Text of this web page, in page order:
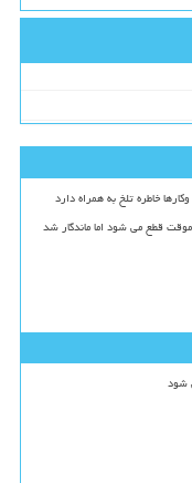
خاطره تلخ به همراه دارد
شود